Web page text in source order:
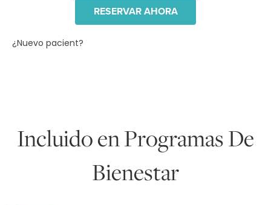
RESERVAR AHORA
¿Nuevo pacient?
Incluido en Programas De
Bienestar